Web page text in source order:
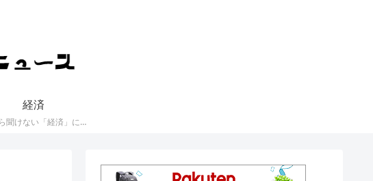
経済
いまさら聞けない「経済」に関するニュース